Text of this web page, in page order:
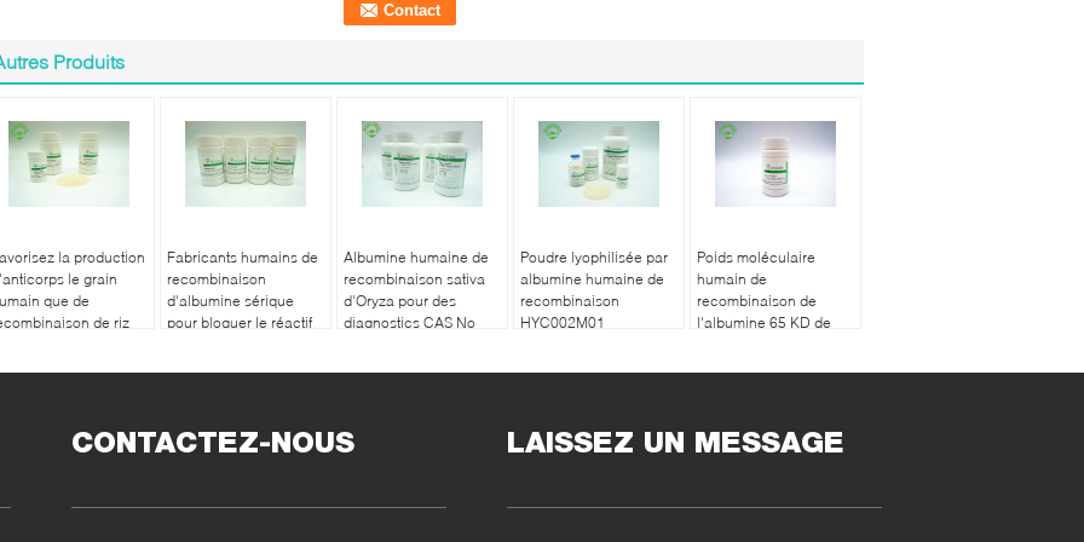
Produits
la production
le grain
que de
de riz
Fabricants humains de
recombinaison
d'albumine sérique
pour bloquer le réactif
Albumine humaine de
recombinaison sativa
d'Oryza pour des
diagnostics CAS No
Poudre lyophilisée par
albumine humaine de
recombinaison
HYC002M01
Poids moléculaire
humain de
recombinaison de
l'albumine 65 KD de
CONTACTEZ-NOUS LAISSEZ UN MESSAGE